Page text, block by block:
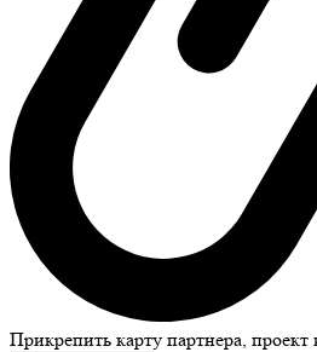
Прикрепить карту партнера, проект